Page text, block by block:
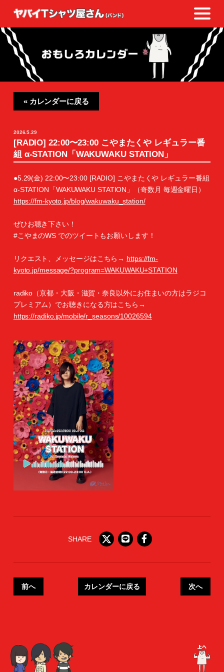
« カレンダーに戻る
2026.5.29
[RADIO] 22:00〜23:00 こやまたくや レギュラー番
組 α-STATION「WAKUWAKU STATION」
●5.29(金) 22:00〜23:00 [RADIO] こやまたくや レギュラー番組
α-STATION「WAKUWAKU STATION」（奇数月 毎週金曜日）
https://fm-kyoto.jp/blog/wakuwaku_station/
ぜひお聴き下さい！
#こやまのWS でのツイートもお願いします！
リクエスト、メッセージはこちら→ https://fm-
kyoto.jp/message/?program=WAKUWAKU+STATION
radiko（京都・大阪・滋賀・奈良以外にお住まいの方はラジコ
プレミアム）でお聴きになる方はこちら→
https://radiko.jp/mobile/r_seasons/10026594
SHARE
前へ カレンダーに戻る 次へ